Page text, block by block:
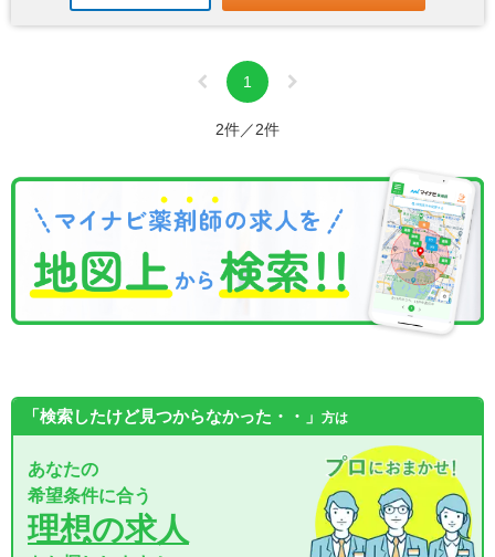
1
2件／2件
「検索したけど見つからなかった・・」 方は
あなたの
希望条件に合う
理想の求人